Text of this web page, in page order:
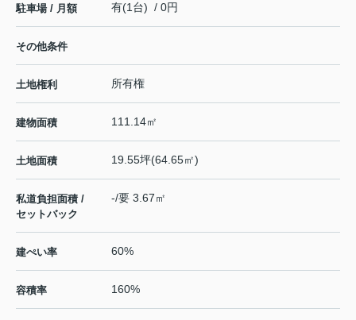
駐車場 / 月額 有(1台) / 0円
その他条件
土地権利 所有権
建物面積 111.14㎡
土地面積 19.55坪(64.65㎡)
私道負担面積 /
セットバック
-/要 3.67㎡
建ぺい率 60%
容積率 160%